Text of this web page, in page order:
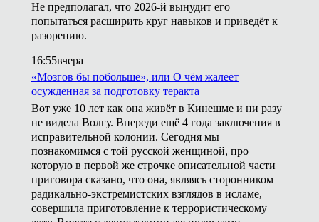
Не предполагал, что 2026-й вынудит его
попытаться расширить круг навыков и приведёт к
разорению.
16:55вчера
«Мозгов бы побольше», или О чём жалеет
осужденная за подготовку теракта
Вот уже 10 лет как она живёт в Кинешме и ни разу
не видела Волгу. Впереди ещё 4 года заключения в
исправительной колонии. Сегодня мы
познакомимся с той русской женщиной, про
которую в первой же строчке описательной части
приговора сказано, что она, являясь сторонником
радикально-экстремистских взглядов в исламе,
совершила приготовление к террористическому